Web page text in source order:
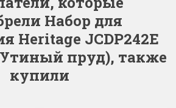
35231
Набор для
Heritage JCDP242E
пруд), также
купили